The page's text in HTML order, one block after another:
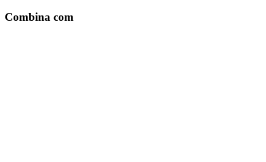
Combina com